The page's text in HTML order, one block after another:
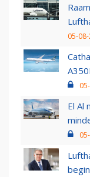
05-
El Al